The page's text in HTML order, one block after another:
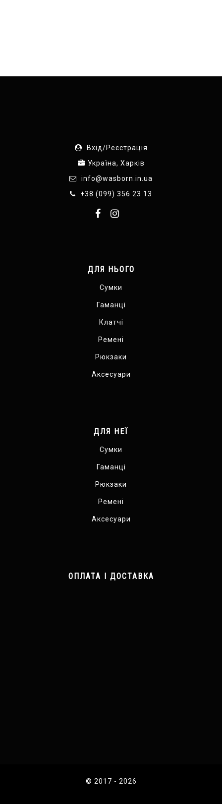
Вхід/Реєстрація
Україна, Харків
info@wasborn.in.ua
+38 (099) 356 23 13
ДЛЯ НЬОГО
Сумки
Гаманці
Клатчі
Ремені
Рюкзаки
Аксесуари
ДЛЯ НЕЇ
Сумки
Гаманці
Рюкзаки
Ремені
Аксесуари
ОПЛАТА І ДОСТАВКА
© 2017 - 2026